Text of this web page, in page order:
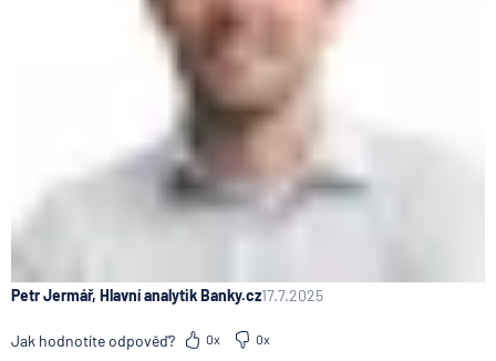
Petr Jermář, Hlavní analytik Banky.cz17.7.2025
Jak hodnotíte odpověď? 0x 0x